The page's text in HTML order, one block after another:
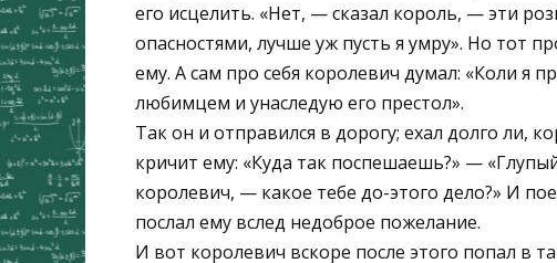
его исцелить. «Нет, — сказал король, — эти
опасностями, лучше уж пусть я умру». Но тот
ему. А сам про себя королевич думал: «Коли я
любимцем и унаследую его престол».
Так он и отправился в дорогу; ехал долго ли,
кричит ему: «Куда так поспешаешь?» —
королевич, — какое тебе до-этого дело?» И
послал ему вслед недоброе пожелание.
И вот королевич вскоре после этого попал в